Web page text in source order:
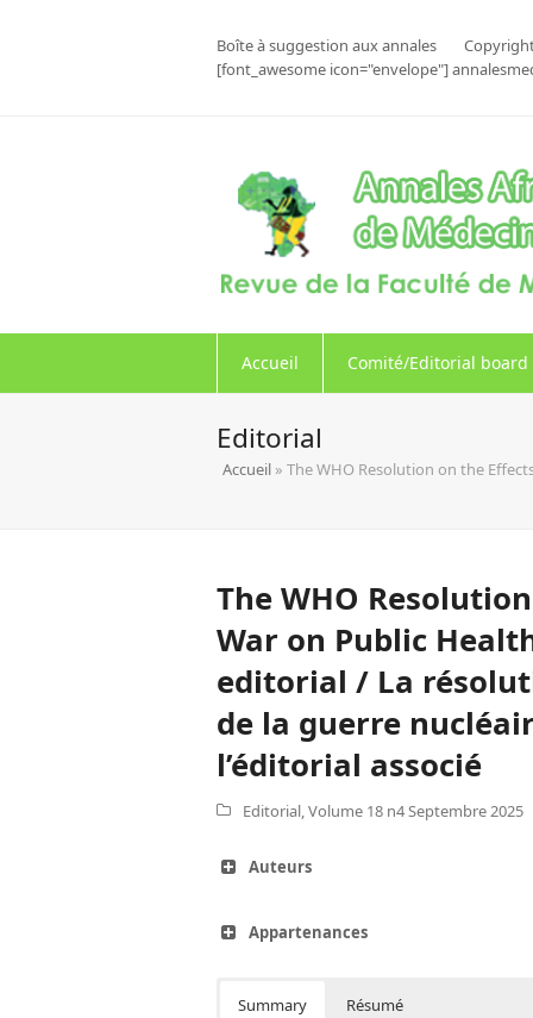
Boîte à suggestion aux annales
[font_awesome icon="envelope"]
Accueil Comité/Editorial board
Editorial
Accueil » The WHO Resolution on the
The WHO
War on Public
editorial / La
de la guerre
l’éditorial associé
Editorial,Volume 18 n4 Septembre 2025
Auteurs
Appartenances
Summary Résumé